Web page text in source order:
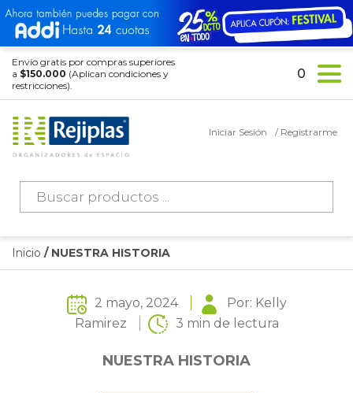
Envío gratis por compras superiores
a $150.000 (Aplican condiciones y
restricciones).
Búsqueda
productos
Iniciar Sesión / Registrarme
0
Inicio / NUESTRA HISTORIA
2 mayo, 2024
Por: Kelly
Ramirez
3 min de lectura
NUESTRA HISTORIA